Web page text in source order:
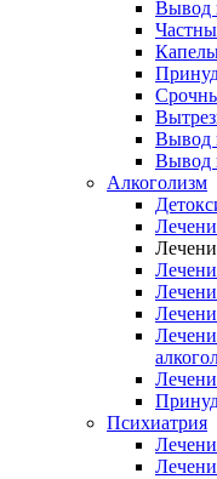
Вывод
Вывод
Вывод
Алкоголизм
Психиатрия